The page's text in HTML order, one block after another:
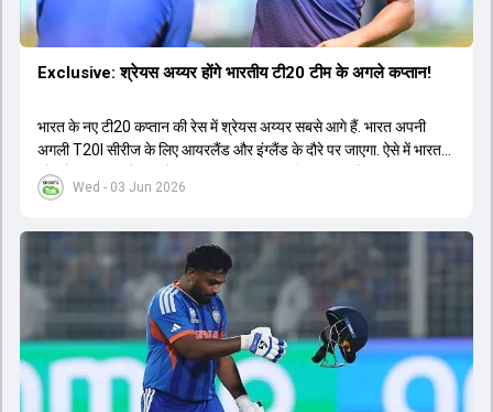
Wed - 03 Jun 2026
Exclusive: श्रेयस अय्यर होंगे भारतीय टी20 टीम के अगले कप्तान!
भारत के नए टी20 कप्तान की रेस में श्रेयस अय्यर सबसे आगे हैं. भारत अपनी
अगली T20I सीरीज के लिए आयरलैंड और इंग्लैंड के दौरे पर जाएगा. ऐसे में भारत
को श्रेयस अय्यर के रूप में एक नया T20I कप्तान मिल सकता है.